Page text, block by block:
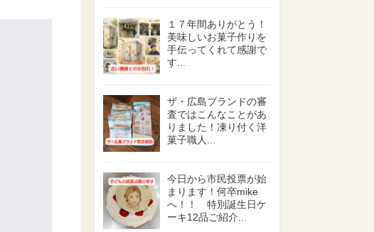
１７年間ありがとう！
美味しいお菓子作りを
手伝ってくれて感謝で
す...
ザ・広島ブランドの審
査ではこんなことがあ
りました！凍り付く洋
菓子職人...
今日から市民投票が始
まります！何卒mike
へ！！ 特別誕生日ケ
ーキ12品ご紹介...